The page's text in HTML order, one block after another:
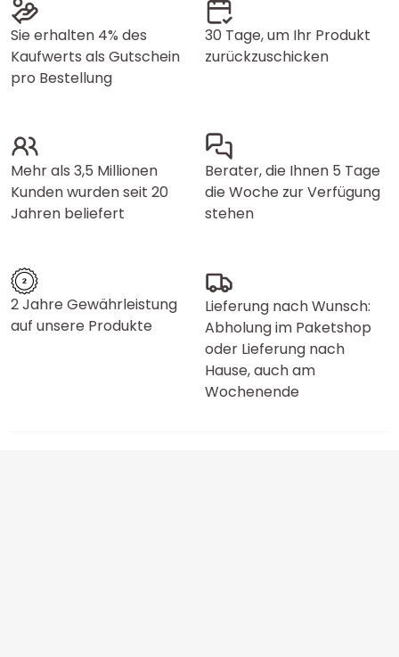
Sie erhalten 4% des
Kaufwerts als Gutschein
pro Bestellung
30 Tage, um Ihr Produkt
zurückzuschicken
Mehr als 3,5 Millionen
Kunden wurden seit 20
Jahren beliefert
Berater, die Ihnen 5 Tage
die Woche zur Verfügung
stehen
2 Jahre Gewährleistung
auf unsere Produkte
Lieferung nach Wunsch:
Abholung im Paketshop
oder Lieferung nach
Hause, auch am
Wochenende